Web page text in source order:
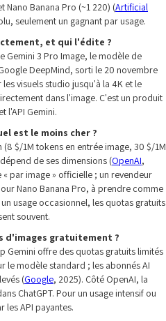
Nano Banana Pro (~1 220) (Artificial
seulement un gagnant par usage.
et qui l'édite ?
Gemini 3 Pro Image, le modèle de
DeepMind, sorti le 20 novembre
visuels studio jusqu'à la 4K et le
dans l'image. C'est un produit
l'API Gemini.
est le moins cher ?
$/1M tokens en entrée image, 30 $/1M
de ses dimensions (OpenAI,
par image » officielle ; un revendeur
Nano Banana Pro, à prendre comme
usage occasionnel, les quotas gratuits
souvent.
d'images gratuitement ?
Gemini offre des quotas gratuits limités
le modèle standard ; les abonnés AI
(Google, 2025). Côté OpenAI, la
ChatGPT. Pour un usage intensif ou
les API payantes.